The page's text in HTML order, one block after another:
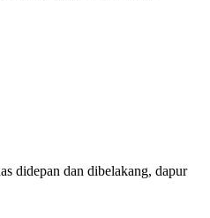
didepan dan dibelakang, dapur